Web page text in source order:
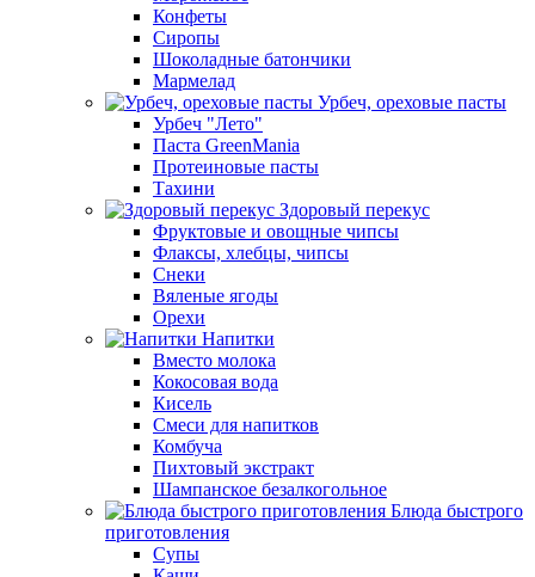
Конфеты
Сиропы
Шоколадные батончики
Мармелад
Урбеч, ореховые пасты
Урбеч "Лето"
Паста GreenMania
Протеиновые пасты
Тахини
Здоровый перекус
Фруктовые и овощные чипсы
Флаксы, хлебцы, чипсы
Снеки
Вяленые ягоды
Орехи
Напитки
Вместо молока
Кокосовая вода
Кисель
Смеси для напитков
Комбуча
Пихтовый экстракт
Шампанское безалкогольное
Блюда быстрого
приготовления
Супы